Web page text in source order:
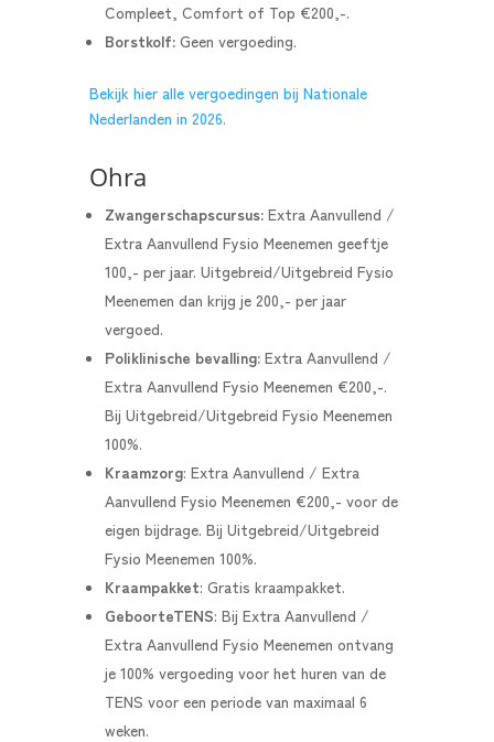
Compleet, Comfort of Top €200,-.
Borstkolf:Geen vergoeding.
Bekijk hier alle vergoedingen bij Nationale
Nederlanden in 2026.
Ohra
Zwangerschapscursus: Extra Aanvullend /
Extra Aanvullend Fysio Meenemen geeftje
100,- per jaar. Uitgebreid/Uitgebreid Fysio
Meenemen dan krijg je 200,- per jaar
vergoed.
Poliklinische bevalling: Extra Aanvullend /
Extra Aanvullend Fysio Meenemen €200,-.
Bij Uitgebreid/Uitgebreid Fysio Meenemen
100%.
Kraamzorg: Extra Aanvullend / Extra
Aanvullend Fysio Meenemen €200,- voor de
eigen bijdrage. Bij Uitgebreid/Uitgebreid
Fysio Meenemen 100%.
Kraampakket: Gratis kraampakket.
GeboorteTENS: Bij Extra Aanvullend /
Extra Aanvullend Fysio Meenemen ontvang
je 100% vergoeding voor het huren van de
TENS voor een periode van maximaal 6
weken.